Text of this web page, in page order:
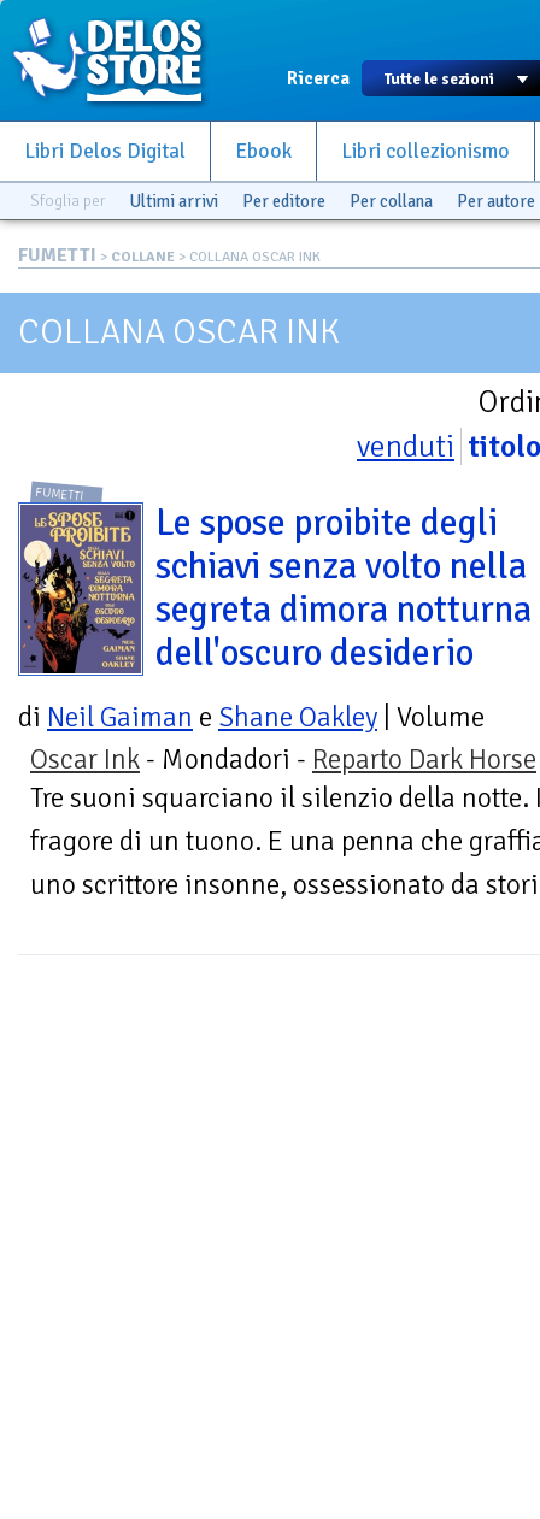
Ricerca
Libri Delos Digital Ebook Libri collezionismo
Sfoglia per Ultimi arrivi Per editore Per collana Per autore
FUMETTI > COLLANE > COLLANA OSCAR INK
COLLANA OSCAR INK
venduti titolo
FUMETTI
Le spose proibite degli
schiavi senza volto nella
segreta dimora notturna
dell'oscuro desiderio
di Neil Gaiman e Shane Oakley | Volume
Oscar Ink - Mondadori - Reparto Dark Horse
Tre suoni squarciano il silenzio della
fragore di un tuono. E una penna che
uno scrittore insonne, ossessionato da